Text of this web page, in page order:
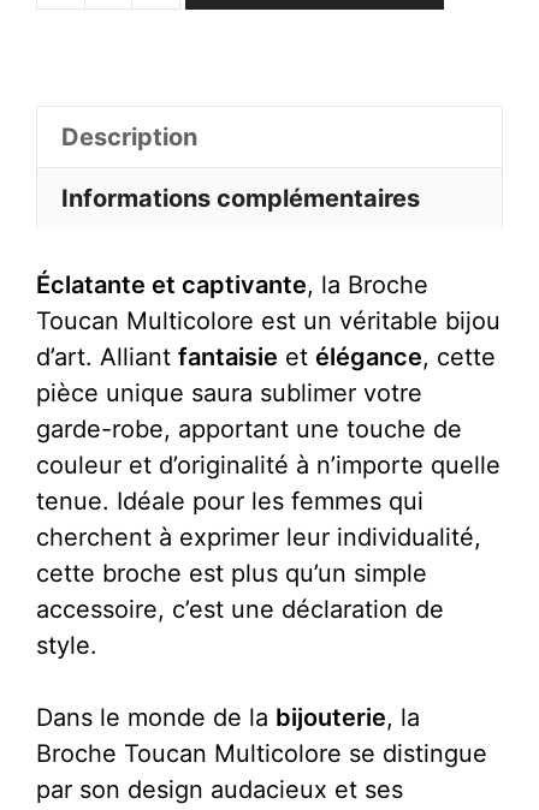
Multicolore
Description
Informations complémentaires
Éclatante et captivante, la Broche
Toucan Multicolore est un véritable bijou
d’art. Alliant fantaisie et élégance, cette
pièce unique saura sublimer votre
garde-robe, apportant une touche de
couleur et d’originalité à n’importe quelle
tenue. Idéale pour les femmes qui
cherchent à exprimer leur individualité,
cette broche est plus qu’un simple
accessoire, c’est une déclaration de
style.
Dans le monde de la bijouterie, la
Broche Toucan Multicolore se distingue
par son design audacieux et ses